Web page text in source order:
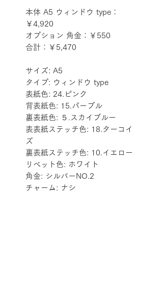
本体 A5 ウィンドウ type：
￥4,920
オプション 角金：￥550
合計：￥5,470
サイズ: A5
タイプ: ウィンドウ type
表紙色: 24.ピンク
背表紙色: 15.パープル
裏表紙色: ５.スカイブルー
表表紙ステッチ色: 18.ターコイ
ズ
裏表紙ステッチ色: 10.イエロー
リベット色: ホワイト
角金: シルバーNO.2
チャーム: ナシ